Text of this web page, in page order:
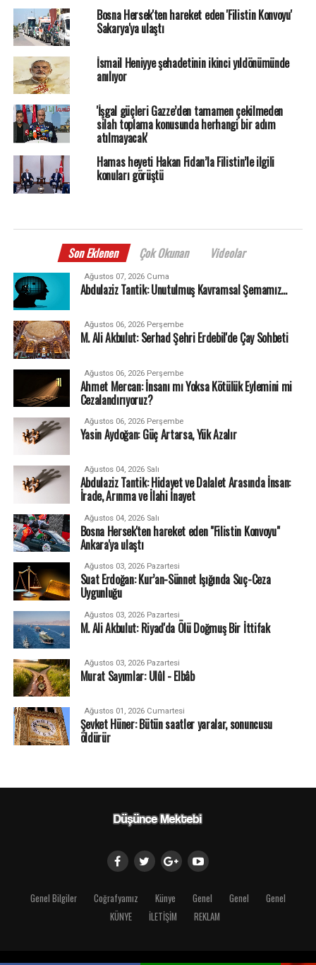
Bosna Hersek'ten hareket eden 'Filistin Konvoyu'
Sakarya'ya ulaştı
İsmail Heniyye şehadetinin ikinci yıldönümünde
anılıyor
'İşgal güçleri Gazze’den tamamen çekilmeden
silah toplama konusunda herhangi bir adım
atılmayacak'
Hamas heyeti Hakan Fidan’la Filistin’le ilgili
konuları görüştü
Son Eklenen Çok Okunan Videolar
Ağustos 07, 2026 Cuma
Abdulaziz Tantik: Unutulmuş Kavramsal Şemamız…
Ağustos 06, 2026 Perşembe
M. Ali Akbulut: Serhad Şehri Erdebil'de Çay Sohbeti
Ağustos 06, 2026 Perşembe
Ahmet Mercan: İnsanı mı Yoksa Kötülük Eylemini mi
Cezalandırıyoruz?
Ağustos 06, 2026 Perşembe
Yasin Aydoğan: Güç Artarsa, Yük Azalır
Ağustos 04, 2026 Salı
Abdulaziz Tantik: Hidayet ve Dalalet Arasında İnsan:
İrade, Arınma ve İlahi İnayet
Ağustos 04, 2026 Salı
Bosna Hersek'ten hareket eden "Filistin Konvoyu"
Ankara'ya ulaştı
Ağustos 03, 2026 Pazartesi
Suat Erdoğan: Kur’an-Sünnet Işığında Suç-Ceza
Uygunluğu
Ağustos 03, 2026 Pazartesi
M. Ali Akbulut: Riyad'da Ölü Doğmuş Bir İttifak
Ağustos 03, 2026 Pazartesi
Murat Sayımlar: Ulûl - Elbâb
Ağustos 01, 2026 Cumartesi
Şevket Hüner: Bütün saatler yaralar, sonuncusu
öldürür
Genel Bilgiler Coğrafyamız Künye Genel Genel
Genel
KÜNYE
İLETİŞİM REKLAM